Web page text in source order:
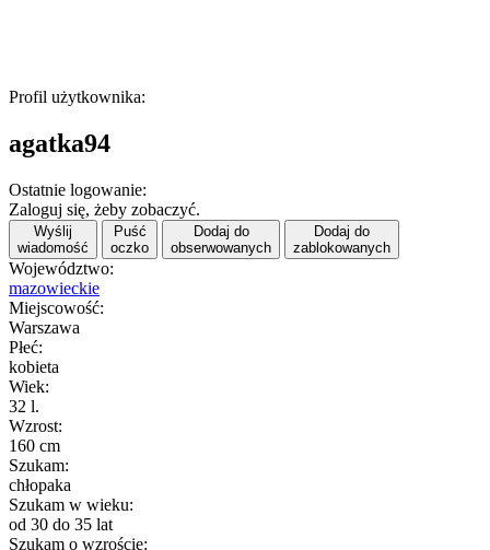
Profil użytkownika:
agatka94
Ostatnie logowanie:
Zaloguj się, żeby zobaczyć.
Wyślij
wiadomość
Puść
oczko
Dodaj do
obserwowanych
Dodaj do
zablokowanych
Województwo:
mazowieckie
Miejscowość:
Warszawa
Płeć:
kobieta
Wiek:
32 l.
Wzrost:
160 cm
Szukam:
chłopaka
Szukam w wieku:
od 30 do 35 lat
Szukam o wzroście: